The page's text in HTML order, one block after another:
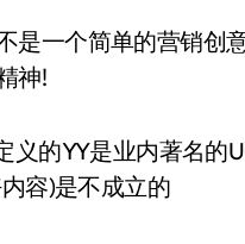
是一个简单的营销创
神!
的YY是业内著名的
容)是不成立的